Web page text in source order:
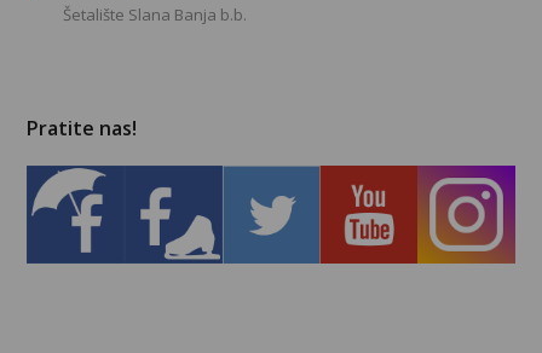
Šetalište Slana Banja b.b.
Pratite nas!